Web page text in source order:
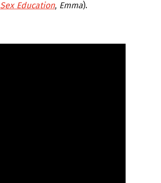
Sex Education, Emma).